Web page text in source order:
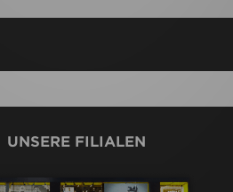
UNSERE FILIALEN